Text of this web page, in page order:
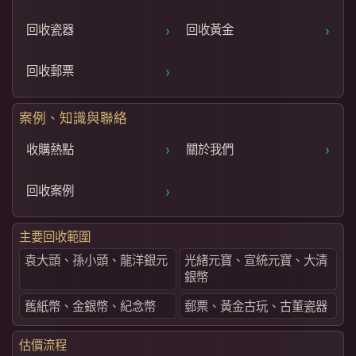
回收瓷器 › 回收黃金 ›
回收郵票 ›
案例、知識與聯絡
收購熱點 › 關於我們 ›
回收案例 ›
主要回收範圍
袁大頭、孫小頭、龍洋銀元
光緒元寶、宣統元寶、大清
銀幣
舊紙幣、金銀幣、紀念幣
郵票、黃金古玩、古董瓷器
估價流程